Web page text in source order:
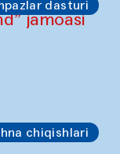
dasturi
jamoasi
chiqishlari